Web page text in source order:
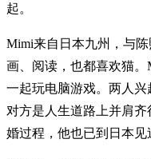
起。
Mimi来自日本九州，与
画、阅读，也都喜欢猫
一起玩电脑游戏。两人
对方是人生道路上并肩
婚过程，他也已到日本见